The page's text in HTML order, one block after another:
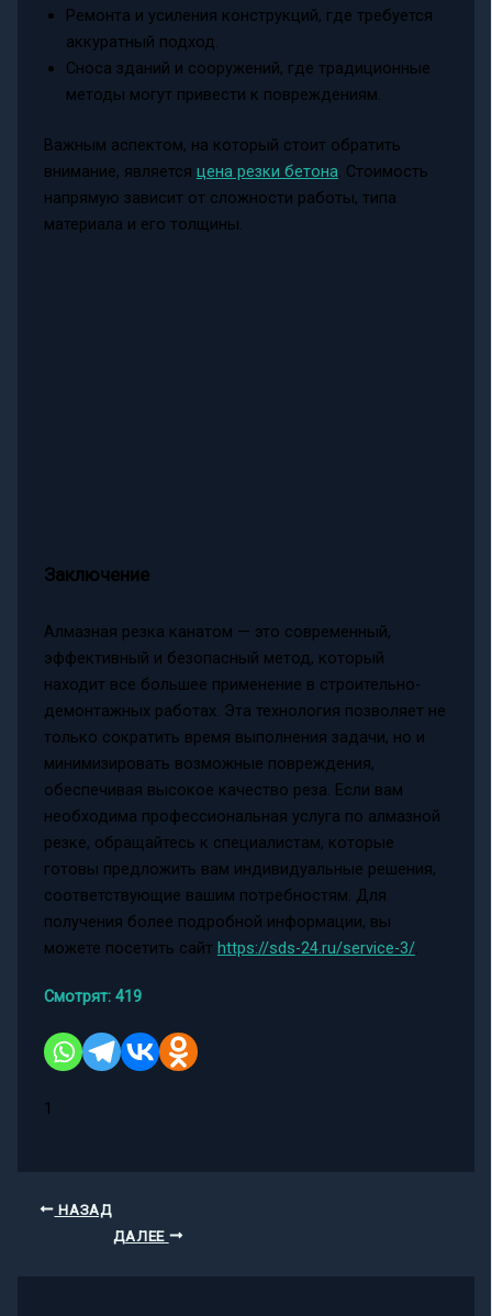
Ремонта и усиления конструкций, где требуется
аккуратный подход.
Сноса зданий и сооружений, где традиционные
методы могут привести к повреждениям.
Важным аспектом, на который стоит обратить
внимание, является цена резки бетона. Стоимость
напрямую зависит от сложности работы, типа
материала и его толщины.
Заключение
Алмазная резка канатом — это современный,
эффективный и безопасный метод, который
находит все большее применение в строительно-
демонтажных работах. Эта технология позволяет не
только сократить время выполнения задачи, но и
минимизировать возможные повреждения,
обеспечивая высокое качество реза. Если вам
необходима профессиональная услуга по алмазной
резке, обращайтесь к специалистам, которые
готовы предложить вам индивидуальные решения,
соответствующие вашим потребностям. Для
получения более подробной информации, вы
можете посетить сайт https://sds-24.ru/service-3/.
Смотрят: 419
1
НАЗАД
ДАЛЕЕ